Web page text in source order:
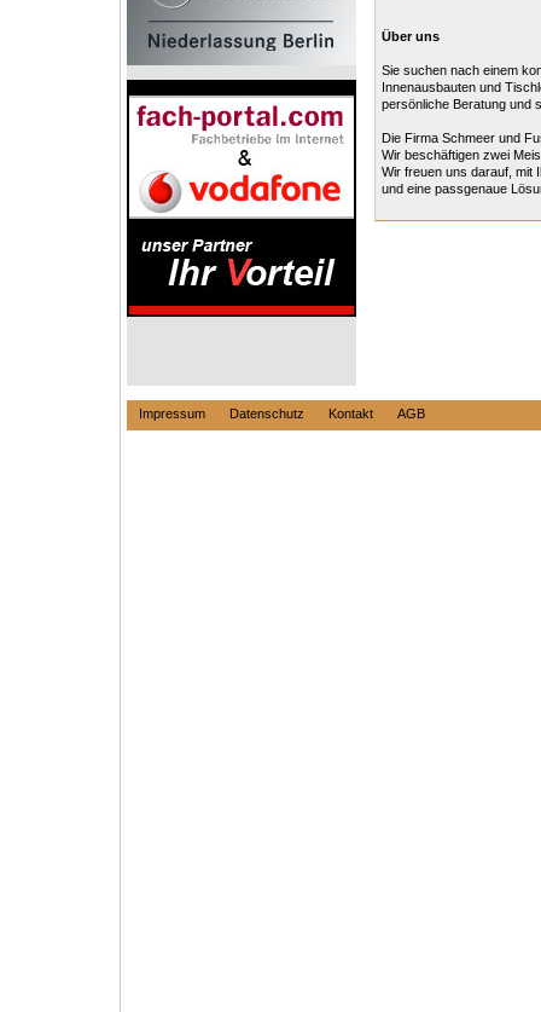
Über uns
Sie suchen nach einem
Innenausbauten und
persönliche Beratung und
Die Firma Schmeer und
Wir beschäftigen zwei
Wir freuen uns darauf, mit
und eine passgenaue
Impressum Datenschutz Kontakt AGB